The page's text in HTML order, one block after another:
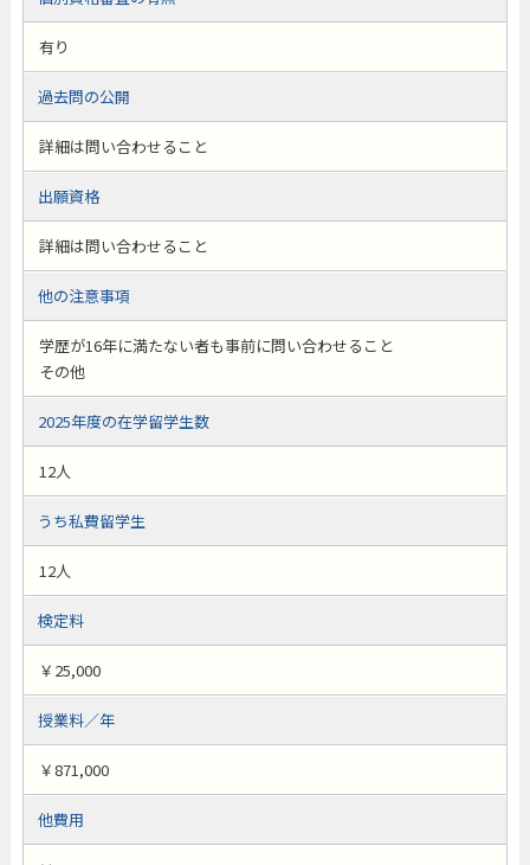
有り
過去問の公開
詳細は問い合わせること
出願資格
詳細は問い合わせること
他の注意事項
学歴が16年に満たない者も事前に問い合わせること
その他
2025年度の在学留学生数
12人
うち私費留学生
12人
検定料
￥25,000
授業料／年
￥871,000
他費用